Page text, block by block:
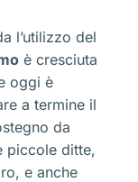
l’utilizzo del
è cresciuta
oggi è
a termine il
da
piccole ditte,
e anche